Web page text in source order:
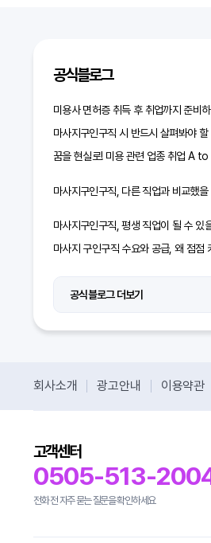
공식블로그
꿈을 현실로! 미용 관련 업종 취업 A
마사지구인구직, 평생 직업이 될 수 있
마사지 구인구직 수요와 공급, 왜 점점
공식블로그 더보기
회사소개 광고안내 이용약관
고객센터
0505-513-
전화 전 자주 묻는 질문을 확인하세요